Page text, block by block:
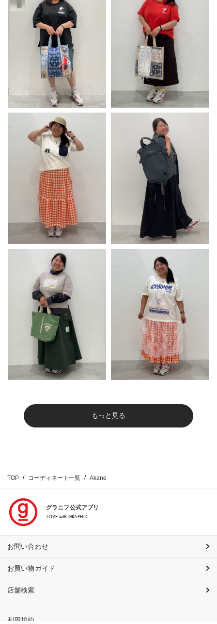
もっと見る
TOP コーディネート一覧 Akane
グラニフ公式アプリ
LOVE with GRAPHIC
お問い合わせ
お買い物ガイド
店舗検索
利用規約